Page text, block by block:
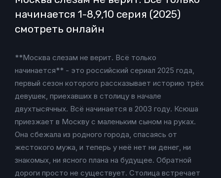
начинается 1-8,9,10 серия (2025)
смотреть онлайн
**Москва слезам не верит. Всё только
начинается** - это российский сериал 2025 года,
первый сезон которого рассказывает историю трёх
девушек, приехавших в столицу в начале
двухтысячных. Всё начинается в 2003 году. Ксюша
приезжает в Москву с маленьким сыном на руках.
Она сбежала из родного города, спасаясь от
жестокого мужа, и теперь у неё нет ни денег, ни
знакомых, ни ясного плана на будущее. Обратной
дороги просто не существует. Столица встречает